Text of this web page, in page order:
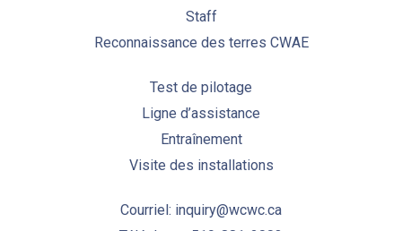
Staff
Reconnaissance des terres CWAE
Test de pilotage
Ligne d’assistance
Entraînement
Visite des installations
Courriel: inquiry@wcwc.ca